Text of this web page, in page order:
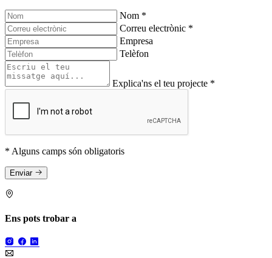
Nom *
Correu electrònic *
Empresa
Telèfon
Explica'ns el teu projecte *
* Alguns camps són obligatoris
Enviar
Ens pots trobar a